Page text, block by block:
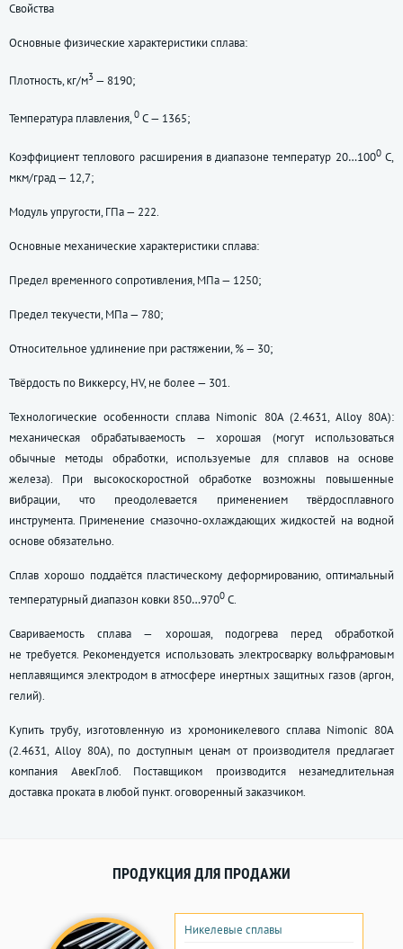
Свойства
Основные физические характеристики сплава:
Плотность, кг/м3 — 8190;
Температура плавления,0 С — 1365;
Коэффициент теплового расширения в диапазоне температур 20…1000С,
мкм/град — 12,7;
Модуль упругости, ГПа — 222.
Основные механические характеристики сплава:
Предел временного сопротивления, МПа — 1250;
Предел текучести, МПа — 780;
Относительное удлинение при растяжении, % — 30;
Твёрдость по Виккерсу, НV, не более — 301.
Технологические особенности сплава Nimonic 80A (2.4631, Alloy 80А):
механическая обрабатываемость — хорошая (могут использоваться
обычные методы обработки, используемые для сплавов на основе
железа). При высокоскоростной обработке возможны повышенные
вибрации, что преодолевается применением твёрдосплавного
инструмента. Применение смазочно-охлаждающих жидкостей на водной
основе обязательно.
Сплав хорошо поддаётся пластическому деформированию, оптимальный
температурный диапазон ковки 850…9700 С.
Свариваемость сплава — хорошая, подогрева перед обработкой
не требуется. Рекомендуется использовать электросварку вольфрамовым
неплавящимся электродом в атмосфере инертных защитных газов (аргон,
гелий).
Купить трубу, изготовленную из хромоникелевого сплава Nimonic 80A
(2.4631, Alloy 80А), по доступным ценам от производителя предлагает
компания АвекГлоб. Поставщиком производится незамедлительная
доставка проката в любой пункт. оговоренный заказчиком.
ПРОДУКЦИЯ ДЛЯ ПРОДАЖИ
Никелевые сплавы